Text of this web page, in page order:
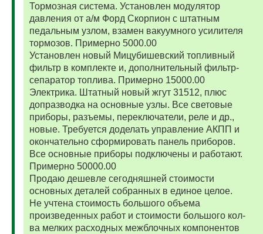
Тормозная система. Установлен модулятор
давления от а/м Форд Скорпион с штатным
педальным узлом, взамен вакуумного усилителя
тормозов. Примерно 5000.00
Установлен новый Мицубишевский топливный
фильтр в комплекте и, дополнительный фильтр-
сепаратор топлива. Примерно 15000.00
Электрика. Штатный новый жгут 31512, плюс
допразводка на основные узлы. Все световые
приборы, разъемы, переключатели, реле и др.,
новые. Требуется доделать управление АКПП и
окончательно сформировать панель приборов.
Все основные приборы подключены и работают.
Примерно 50000.00
Продаю дешевле сегодняшней стоимости
основных деталей собранных в единое целое.
Не учтена стоимость большого объема
произведенных работ и стоимости большого кол-
ва мелких расходных межблочных компонентов